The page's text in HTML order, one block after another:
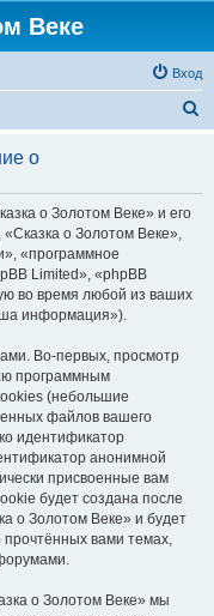
Веке
Вход
с
о
о Золотом Веке» и его
о Золотом Веке»,
«программное
Limited», «phpBB
во время любой из ваших
информация»).
Во-первых, просмотр
программным
(небольшие
файлов вашего
идентификатор
анонимной
присвоенные вам
будет создана после
о Золотом Веке» и будет
вами темах,
о Золотом Веке» мы